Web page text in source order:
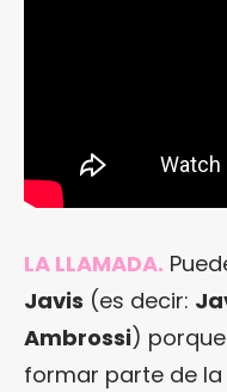
LA LLAMADA.
Javis (es decir:
Ambrossi)
formar parte de